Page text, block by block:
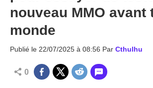
nouveau MMO avant
monde
Publié le 22/07/2025 à 08:56 Par Cthulhu
0